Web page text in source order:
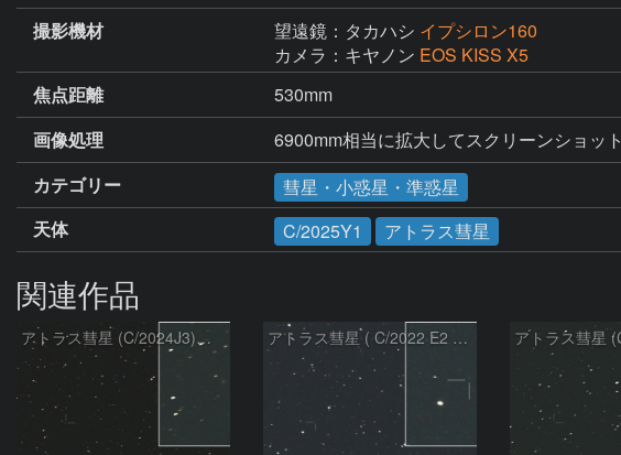
撮影機材
望遠鏡：タカハシ イプシロン160
カメラ：キヤノン EOS KISS X5
焦点距離
530mm
画像処理
6900mm相当に拡大してスクリーンショット
カテゴリー
彗星・小惑星・準惑星
天体
C/2025Y1 アトラス彗星
関連作品
アトラス彗星 (C/2024J3)：2026/08/05 アトラス彗星 ( C/2022 E2 )：2026/07/27